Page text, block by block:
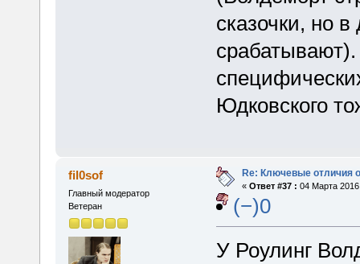
сказочки, но в
Юдковского
fil0sof
Главный модератор
Ветеран
Re: Ключевые отличия
« Ответ #37 : 04 Марта
(−)0
У Роулинг